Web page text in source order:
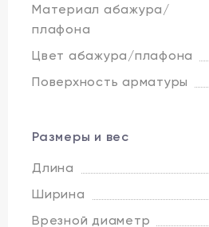
Материал абажура/
плафона
Цвет абажура/плафона
Поверхность арматуры
Размеры и вес
Длина
Ширина
Врезной диаметр